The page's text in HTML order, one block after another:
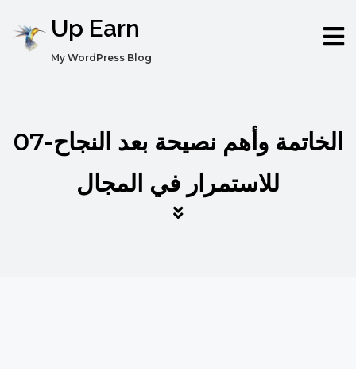
Up Earn
My WordPress Blog
07-الخاتمة وأهم نصيحة بعد النجاح
للاستمرار في المجال